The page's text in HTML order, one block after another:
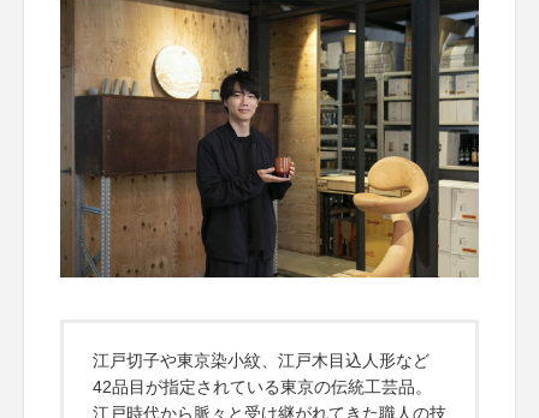
江戸切子や東京染小紋、江戸木目込人形など
42品目が指定されている東京の伝統工芸品。
江戸時代から脈々と受け継がれてきた職人の技